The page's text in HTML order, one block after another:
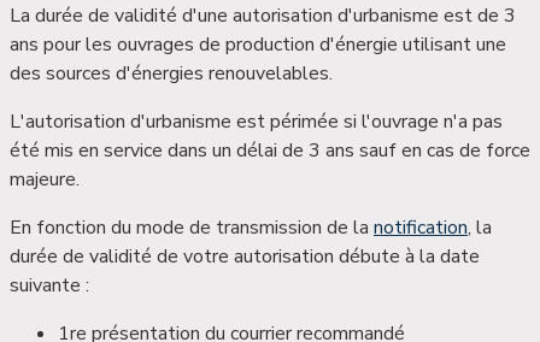
La durée de validité d'une autorisation d'urbanisme est de 3
ans pour les ouvrages de production d'énergie utilisant une
des sources d'énergies renouvelables.
L'autorisation d'urbanisme est périmée si l'ouvrage n'a pas
été mis en service dans un délai de 3 ans sauf en cas de force
majeure.
En fonction du mode de transmission de la notification, la
durée de validité de votre autorisation débute à la date
suivante :
1re présentation du courrier recommandé